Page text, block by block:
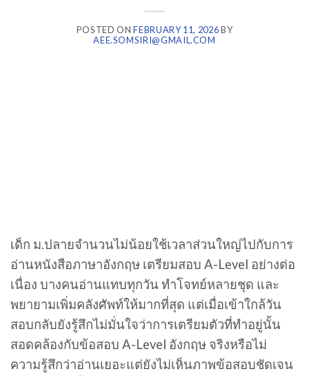
POSTED ONFEBRUARY 11, 2026BY
AEE.SOMSIRI@GMAIL.COM
เด็ก ม.ปลายจำนวนไม่น้อยใช้เวลาส่วนใหญ่ไปกับการ
อ่านหนังสือภาษาอังกฤษ เตรียมสอบ A-Level อย่างต่อ
เนื่อง บางคนอ่านแทบทุกวัน ทำโจทย์หลายชุด และ
พยายามเพิ่มคลังศัพท์ให้มากที่สุด แต่เมื่อเข้าใกล้วัน
สอบกลับยังรู้สึกไม่มั่นใจว่าการเตรียมตัวที่ทำอยู่นั้น
สอดคล้องกับข้อสอบ A-Level อังกฤษ จริงหรือไม่
ความรู้สึกว่าอ่านเยอะแต่ยังไม่เห็นภาพข้อสอบชัดเจน